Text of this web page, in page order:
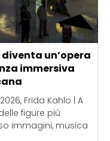
un’opera
immersiva
Frida Kahlo | A
figure più
immagini, musica